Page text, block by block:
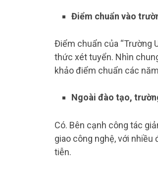
Điểm chuẩn vào
Điểm chuẩn của “Trường
thức xét tuyển. Nhìn
khảo điểm chuẩn các
Ngoài đào tạo,
Có. Bên cạnh công tác
giao công nghệ, với
tiễn.